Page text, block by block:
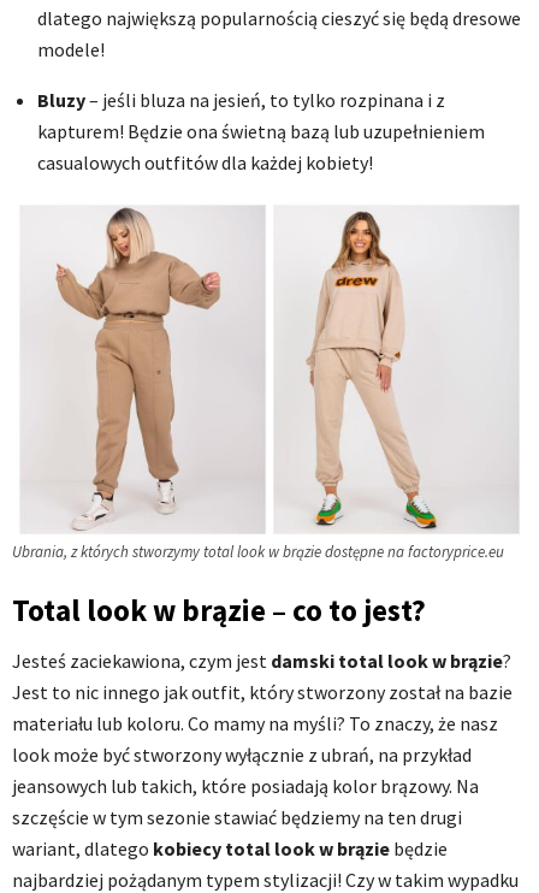
dlatego największą popularnością cieszyć się będą dresowe
modele!
Bluzy– jeśli bluza na jesień, to tylko rozpinana i z
kapturem! Będzie ona świetną bazą lub uzupełnieniem
casualowych outfitów dla każdej kobiety!
Ubrania, z których stworzymy total look w brązie dostępne na factoryprice.eu
Total look w brązie – co to jest?
Jesteś zaciekawiona, czym jest damski total look w brązie?
Jest to nic innego jak outfit, który stworzony został na bazie
materiału lub koloru. Co mamy na myśli? To znaczy, że nasz
look może być stworzony wyłącznie z ubrań, na przykład
jeansowych lub takich, które posiadają kolor brązowy. Na
szczęście w tym sezonie stawiać będziemy na ten drugi
wariant, dlatego kobiecy total look w brązie będzie
najbardziej pożądanym typem stylizacji! Czy w takim wypadku